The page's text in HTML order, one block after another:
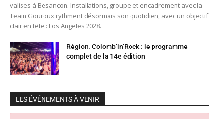
valises à Besançon. Installations, groupe et encadrement avec la
Team Gouroux rythment désormais son quotidien, avec un objectif
clair en tête : Los Angeles 2028.
Région. Colomb’in’Rock : le programme
complet de la 14e édition
LES ÉVÉNEMENTS À VENIR